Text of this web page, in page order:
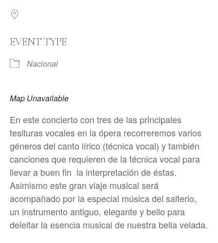
EVENT TYPE
Nacional
Map Unavailable
En este concierto con tres de las principales
tesituras vocales en la ópera recorreremos varios
géneros del canto lírico (técnica vocal) y también
canciones que requieren de la técnica vocal para
llevar a buen fin la interpretación de éstas.
Asimismo este gran viaje musical será
acompañado por la especial música del salterio,
un instrumento antiguo, elegante y bello para
deleitar la esencia musical de nuestra bella velada.